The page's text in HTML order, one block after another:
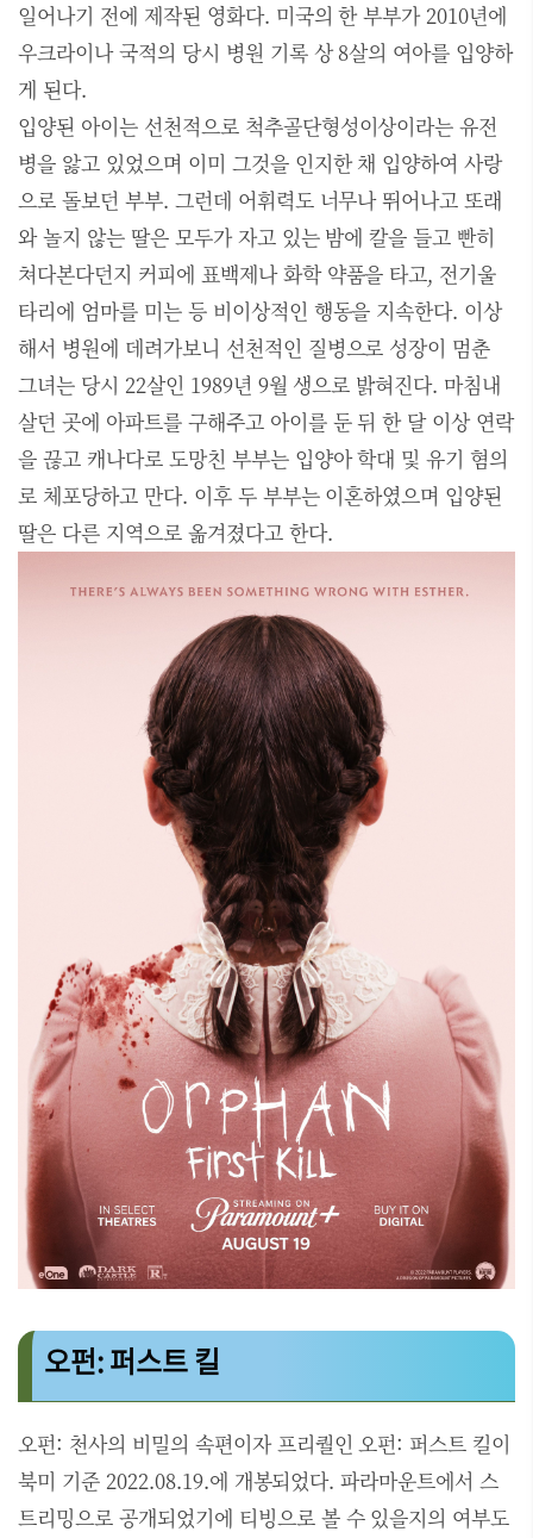
일어나기 전에 제작된 영화다. 미국의 한 부부가 2010년에
우크라이나 국적의 당시 병원 기록 상 8살의 여아를 입양하
게 된다.
입양된 아이는 선천적으로 척추골단형성이상이라는 유전
병을 앓고 있었으며 이미 그것을 인지한 채 입양하여 사랑
으로 돌보던 부부. 그런데 어휘력도 너무나 뛰어나고 또래
와 놀지 않는 딸은 모두가 자고 있는 밤에 칼을 들고 빤히
쳐다본다던지 커피에 표백제나 화학 약품을 타고, 전기울
타리에 엄마를 미는 등 비이상적인 행동을 지속한다. 이상
해서 병원에 데려가보니 선천적인 질병으로 성장이 멈춘
그녀는 당시 22살인 1989년 9월 생으로 밝혀진다. 마침내
살던 곳에 아파트를 구해주고 아이를 둔 뒤 한 달 이상 연락
을 끊고 캐나다로 도망친 부부는 입양아 학대 및 유기 혐의
로 체포당하고 만다. 이후 두 부부는 이혼하였으며 입양된
딸은 다른 지역으로 옮겨졌다고 한다.
오펀: 퍼스트 킬
오펀: 천사의 비밀의 속편이자 프리퀄인 오펀: 퍼스트 킬이
북미 기준 2022.08.19.에 개봉되었다. 파라마운트에서 스
트리밍으로 공개되었기에 티빙으로 볼 수 있을지의 여부도